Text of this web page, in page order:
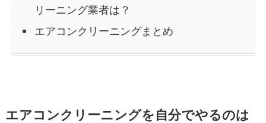
リーニング業者は？
エアコンクリーニングまとめ
エアコンクリーニングを自分でやるのは